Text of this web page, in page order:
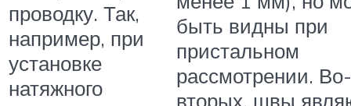
проводку. Так,
например, при
установке
натяжного
быть видны при
пристальном
рассмотрении. Во-
вторых, швы